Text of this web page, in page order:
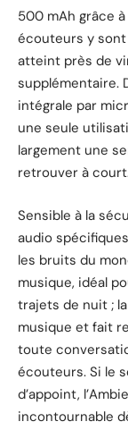
500 mAh grâce
écouteurs y
atteint près de
supplémentaire.
intégrale par
une seule
largement une
retrouver à
Sensible à la
audio
les bruits du
musique, idéal
trajets de nuit ;
musique et fait
toute
écouteurs. Si le
d’appoint,
incontournable